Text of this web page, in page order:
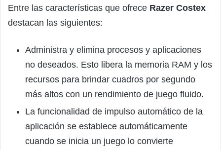
Entre las características que ofrece Razer Costex
destacan las siguientes:
Administra y elimina procesos y aplicaciones
no deseados. Esto libera la memoria RAM y los
recursos para brindar cuadros por segundo
más altos con un rendimiento de juego fluido.
La funcionalidad de impulso automático de la
aplicación se establece automáticamente
cuando se inicia un juego lo convierte